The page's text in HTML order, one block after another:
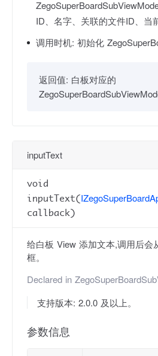
ID、名字、关联的文件ID、当
调用时机: 初始化
返回值: 白板对应的
inputText
void
inputText(
callback)
给白板 View 添加文本,调用后会
框。
Declared in
支持版本: 2.0.0 及以上。
参数信息